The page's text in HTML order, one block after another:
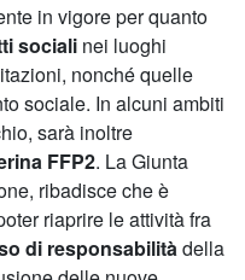
in vigore per quanto
sociali nei luoghi
nonché quelle
sociale. In alcuni ambiti
sarà inoltre
FFP2. La Giunta
ribadisce che è
riaprire le attività fra
di responsabilitàdella